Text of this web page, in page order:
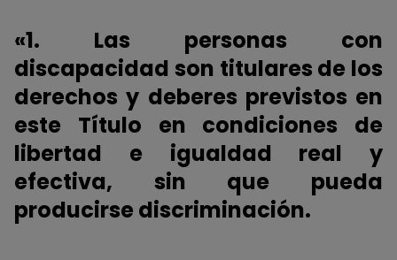
«1. Las personas con
discapacidad son titulares de los
derechos y deberes previstos en
este Título en condiciones de
libertad e igualdad real y
efectiva, sin que pueda
producirse discriminación.